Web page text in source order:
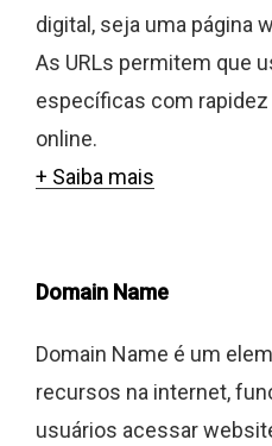
digital, seja uma página
As URLs permitem que
específicas com rapidez
online.
+ Saiba mais
Domain Name
Domain Name é um
recursos na internet,
usuários acessar